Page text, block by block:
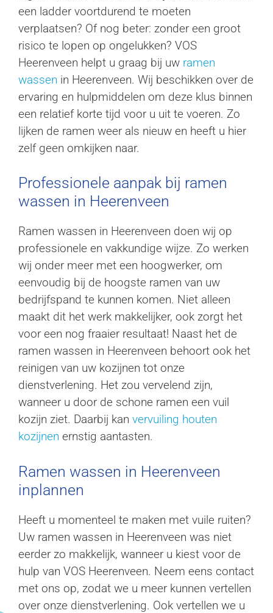
een ladder voortdurend te moeten
verplaatsen? Of nog beter: zonder een groot
risico te lopen op ongelukken? VOS
Heerenveen helpt u graag bij uw ramen
wassen in Heerenveen. Wij beschikken over de
ervaring en hulpmiddelen om deze klus binnen
een relatief korte tijd voor u uit te voeren. Zo
lijken de ramen weer als nieuw en heeft u hier
zelf geen omkijken naar.
Professionele aanpak bij ramen
wassen in Heerenveen
Ramen wassen in Heerenveen doen wij op
professionele en vakkundige wijze. Zo werken
wij onder meer met een hoogwerker, om
eenvoudig bij de hoogste ramen van uw
bedrijfspand te kunnen komen. Niet alleen
maakt dit het werk makkelijker, ook zorgt het
voor een nog fraaier resultaat! Naast het de
ramen wassen in Heerenveen behoort ook het
reinigen van uw kozijnen tot onze
dienstverlening. Het zou vervelend zijn,
wanneer u door de schone ramen een vuil
kozijn ziet. Daarbij kan vervuiling houten
kozijnen ernstig aantasten.
Ramen wassen in Heerenveen
inplannen
Heeft u momenteel te maken met vuile ruiten?
Uw ramen wassen in Heerenveen was niet
eerder zo makkelijk, wanneer u kiest voor de
hulp van VOS Heerenveen. Neem eens contact
met ons op, zodat we u meer kunnen vertellen
over onze dienstverlening. Ook vertellen we u